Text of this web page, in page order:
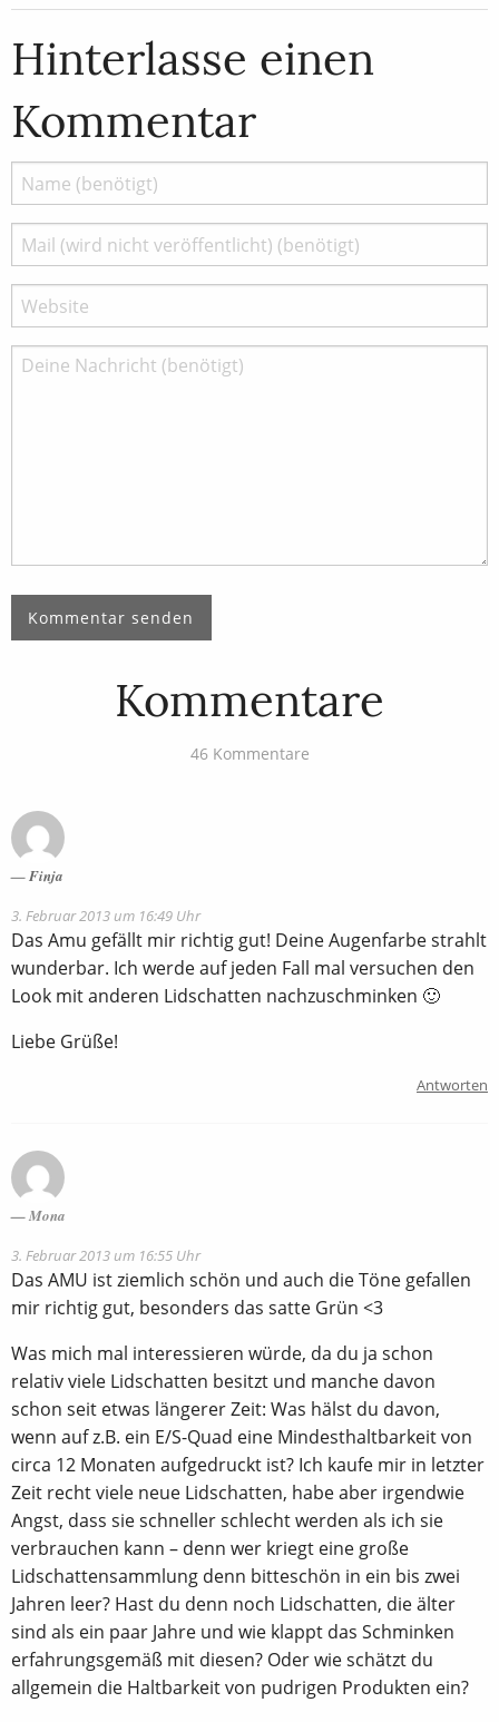
Hinterlasse einen
Kommentar
Kommentare
46 Kommentare
Finja
3. Februar 2013 um 16:49 Uhr
Das Amu gefällt mir richtig gut! Deine Augenfarbe strahlt
wunderbar. Ich werde auf jeden Fall mal versuchen den
Look mit anderen Lidschatten nachzuschminken 🙂
Liebe Grüße!
Antworten
Mona
3. Februar 2013 um 16:55 Uhr
Das AMU ist ziemlich schön und auch die Töne gefallen
mir richtig gut, besonders das satte Grün <3
Was mich mal interessieren würde, da du ja schon
relativ viele Lidschatten besitzt und manche davon
schon seit etwas längerer Zeit: Was hälst du davon,
wenn auf z.B. ein E/S-Quad eine Mindesthaltbarkeit von
circa 12 Monaten aufgedruckt ist? Ich kaufe mir in letzter
Zeit recht viele neue Lidschatten, habe aber irgendwie
Angst, dass sie schneller schlecht werden als ich sie
verbrauchen kann – denn wer kriegt eine große
Lidschattensammlung denn bitteschön in ein bis zwei
Jahren leer? Hast du denn noch Lidschatten, die älter
sind als ein paar Jahre und wie klappt das Schminken
erfahrungsgemäß mit diesen? Oder wie schätzt du
allgemein die Haltbarkeit von pudrigen Produkten ein?